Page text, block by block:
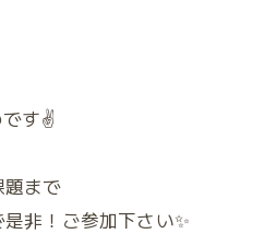
す✌️
まで
非！ご参加下さい✨